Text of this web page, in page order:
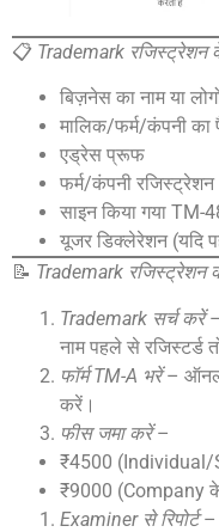
📋 Trademark रजिस्ट्रेशन
बिज़नेस का नाम या
मालिक/फर्म/कंपनी का
एड्रेस प्रूफ
फर्म/कंपनी रजिस्ट्रेशन
साइन किया गया TM-
यूजर डिक्लेरेशन (यदि
📝 Trademark रजिस्ट्रेशन
Trademark सर्च करें–
नाम पहले से रजिस्टर्ड
फॉर्म TM-A भरें–
करें।
फीस जमा करें–
₹4500
₹9000 (Company
Examiner से रिपोर्ट–